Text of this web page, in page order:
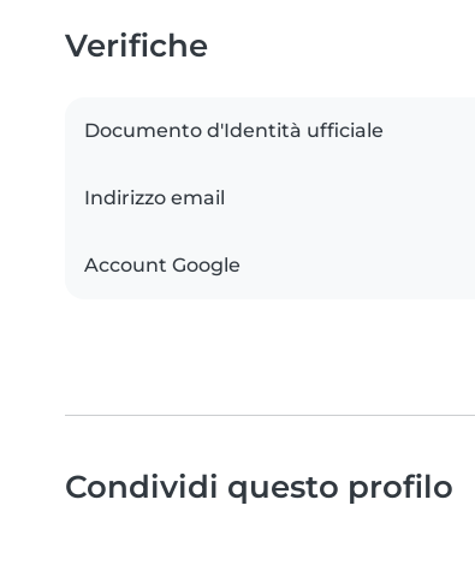
Verifiche
Documento d'Identità ufficiale
Indirizzo email
Account Google
Condividi questo profilo